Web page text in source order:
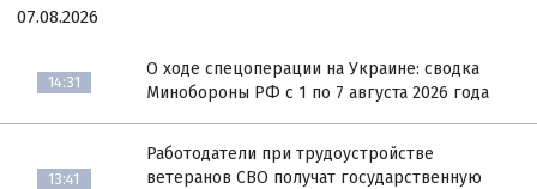
07.08.2026
14:31
О ходе спецоперации на Украине: сводка
Минобороны РФ с 1 по 7 августа 2026 года
13:41
Работодатели при трудоустройстве
ветеранов СВО получат государственную